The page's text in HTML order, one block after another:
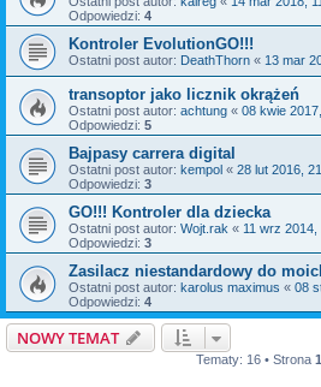
Odpowiedzi: 4
Kontroler EvolutionGO!!!
Ostatni post autor: DeathThorn « 13 mar
transoptor jako licznik okrążeń
Ostatni post autor: achtung « 08 kwie
Odpowiedzi: 5
Bajpasy carrera digital
Ostatni post autor: kempol « 28 lut 2016,
Odpowiedzi: 3
GO!!! Kontroler dla dziecka
Ostatni post autor: Wojt.rak « 11 wrz 2014,
Odpowiedzi: 3
Zasilacz niestandardowy do
Ostatni post autor: karolus maximus « 08
Odpowiedzi: 4
NOWY TEMAT
Tematy: 16 • Strona 1